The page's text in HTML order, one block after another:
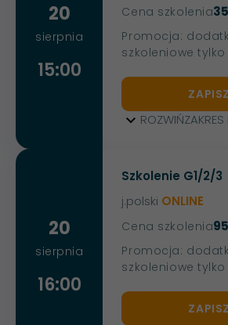
20
sierpnia
15:00
Cena szkolenia
Promocja:
szkoleniowe tylko
ROZWIŃ
20
sierpnia
16:00
Szkolenie G1/2/3
j.polski ONLINE
Cena szkolenia
Promocja:
szkoleniowe tylko